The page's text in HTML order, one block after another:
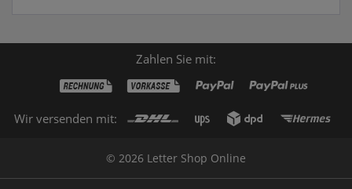
Zahlen Sie mit:
Wir versenden mit:
© 2026 Letter Shop Online